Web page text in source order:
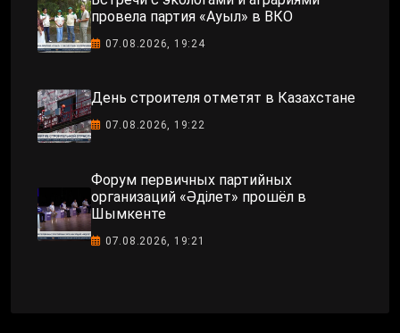
провела партия «Ауыл» в ВКО
07.08.2026, 19:24
День строителя отметят в Казахстане
07.08.2026, 19:22
Форум первичных партийных
организаций «Әділет» прошёл в
Шымкенте
07.08.2026, 19:21